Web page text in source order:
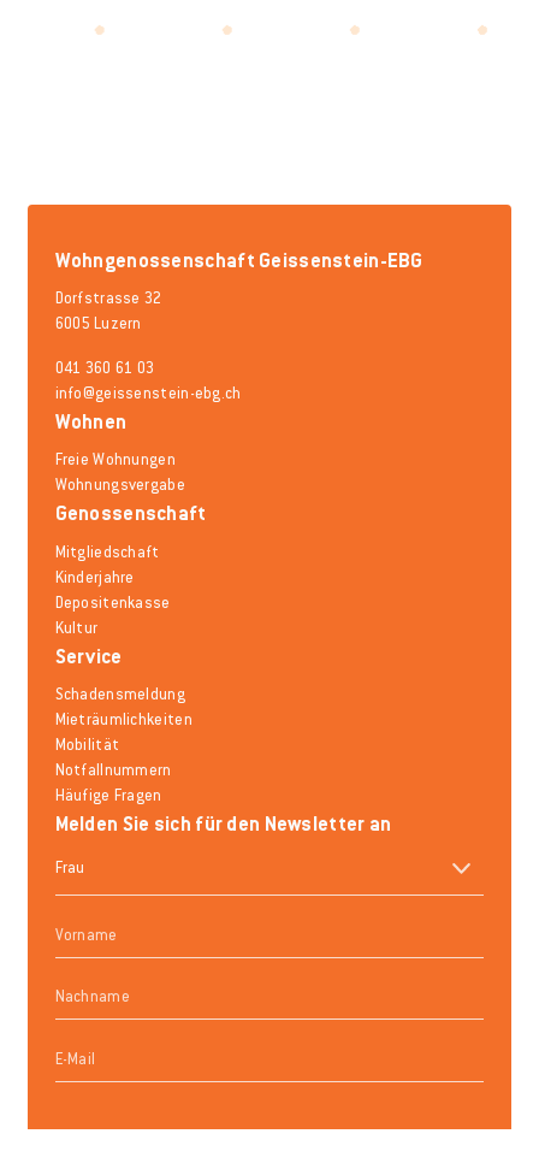
Wohngenossenschaft Geissenstein-EBG
Dorfstrasse 32
6005 Luzern
041 360 61 03
info@geissenstein-ebg.ch
Wohnen
Freie Wohnungen
Wohnungsvergabe
Genossenschaft
Mitgliedschaft
Kinderjahre
Depositenkasse
Kultur
Service
Schadensmeldung
Mieträumlichkeiten
Mobilität
Notfallnummern
Häufige Fragen
Melden Sie sich für den Newsletter an